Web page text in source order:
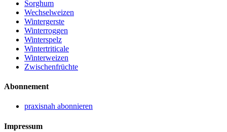
Sorghum
Wechselweizen
Wintergerste
Winterroggen
Winterspelz
Wintertriticale
Winterweizen
Zwischenfrüchte
Abonnement
praxisnah abonnieren
Impressum